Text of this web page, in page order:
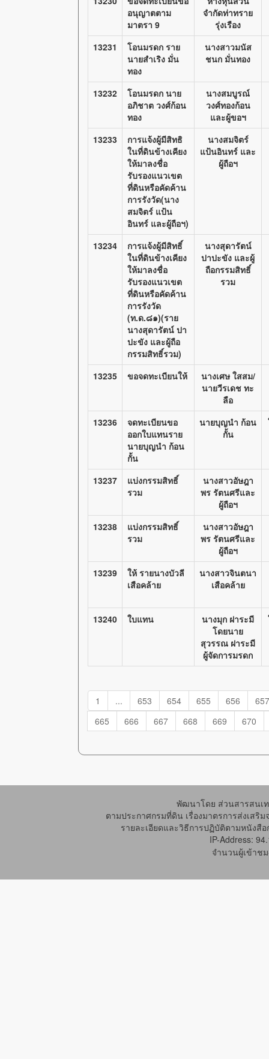
อนุญาตตาม
มาตรา 9
จำกัดท่าทราย
รุ่งเรือง
13231
โอนมรดก ราย
นายสำเริง มั่น
ทอง
นางสาวมนัส
ชนก มั่นทอง
13232
โอนมรดก นาย
อภิชาต วงศ์ก้อน
ทอง
นางสมบูรณ์
วงศ์ทองก้อน
และผู้ขอฯ
13233
การแจ้งผู้มีสิทธิ
ในที่ดินข้างเคียง
ให้มาลงชื่อ
รับรองแนวเขต
ที่ดินหรือคัดค้าน
การรังวัด(นาง
สมจิตร์ แป้น
อินทร์ และผู้ถือฯ)
นางสมจิตร์
แป้นอินทร์ และ
ผู้ถือฯ
13234
การแจ้งผู้มีสิทธิ์
ในที่ดินข้างเคียง
ให้มาลงชื่อ
รับรองแนวเขต
ที่ดินหรือคัดค้าน
การรังวัด
(ท.ด.๘๑)(ราย
นางสุดารัตน์ ปา
ปะขัง และผู้ถือ
กรรมสิทธิ์รวม)
นางสุดารัตน์
ปาปะขัง และผู้
ถือกรรมสิทธิ์
รวม
13235 ขอจดทะเบียนให้
นางเศษ ใสสม/
นายวีรเดช ทะ
ลือ
13236
จดทะเบียนขอ
ออกใบแทนราย
นายบุญนำ ก้อน
กั้น
นายบุญนำ ก้อน
กั้น
13237
แบ่งกรรมสิทธิ์
รวม
นางสาวอัษฎา
พร รัตนศรีและ
ผู้ถือฯ
13238
แบ่งกรรมสิทธิ์
รวม
นางสาวอัษฎา
พร รัตนศรีและ
ผู้ถือฯ
13239
ให้ รายนางบัวลี
เสือคล้าย
นางสาวจินตนา
เสือคล้าย
13240 ใบแทน
นางมุก ฝาระมี
โดยนาย
สุวรรณ ฝาระมี
ผู้จัดการมรดก
1 ... 653 654 655 656
657
665
666 667 668 669 670
พัฒนาโดย ส่วนสารสนเ
ตามประกาศกรมที่ดิน เรื่องมาตรการส่งเสริ
รายละเอียดและวิธีการปฏิบัติตามหนังสื
IP-Address:
จำนวนผู้เข้าช